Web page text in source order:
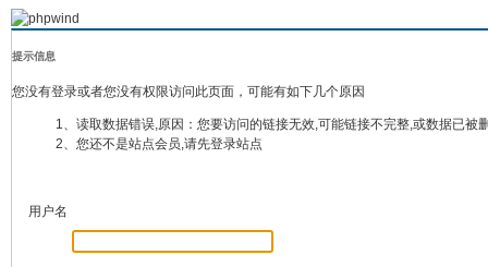
提示信息
您没有登录或者您没有权限访问此页面，可能有如下几个原因
1、读取数据错误,原因：您要访问的链接无效,可能链接不完整,或数据已被
2、您还不是站点会员,请先登录站点
用户名